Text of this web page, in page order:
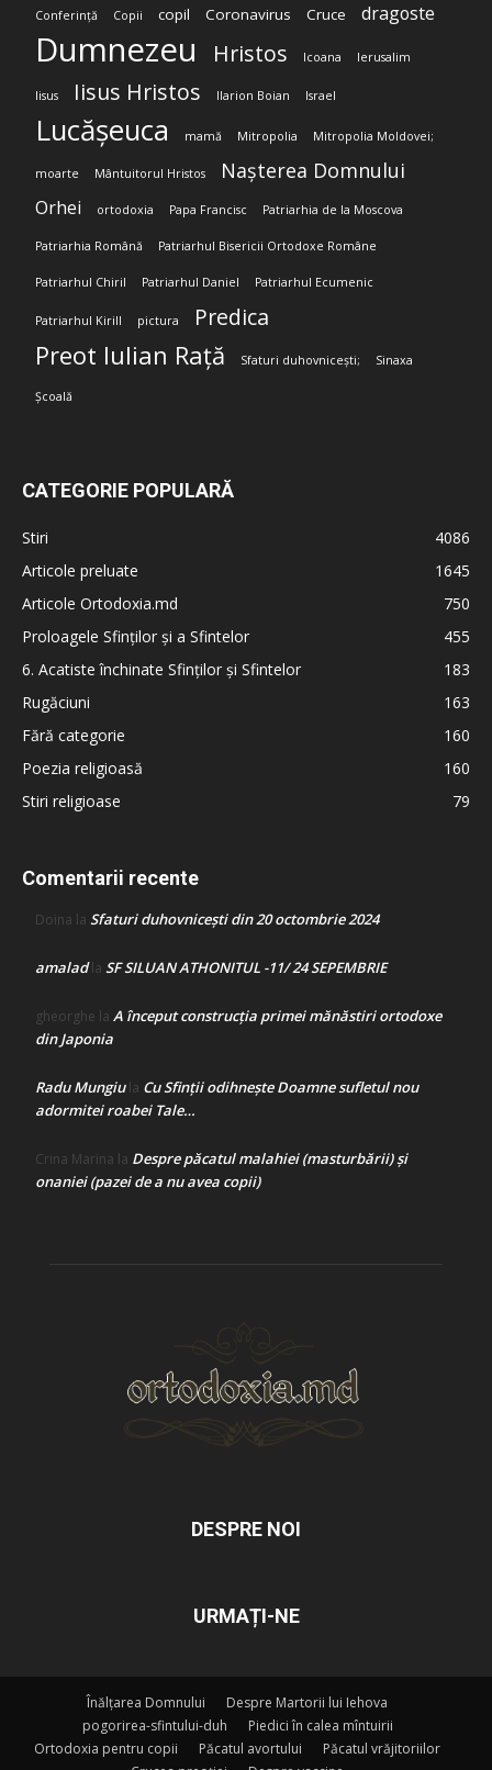
Conferință Copii copil Coronavirus Cruce dragoste
Dumnezeu Hristos Icoana Ierusalim
Iisus Iisus Hristos Ilarion Boian Israel
Lucășeuca mamă Mitropolia Mitropolia Moldovei;
moarte Mântuitorul Hristos Nașterea Domnului
Orhei ortodoxia Papa Francisc Patriarhia de la Moscova
Patriarhia Română Patriarhul Bisericii Ortodoxe Române
Patriarhul Chiril Patriarhul Daniel Patriarhul Ecumenic
Patriarhul Kirill pictura Predica
Preot Iulian Rață Sfaturi duhovnicești; Sinaxa
Școală
CATEGORIE POPULARĂ
Stiri
4086
Articole preluate
1645
Articole Ortodoxia.md
750
Proloagele Sfinților și a Sfintelor
455
6. Acatiste închinate Sfinților și Sfintelor
183
Rugăciuni
163
Fără categorie
160
Poezia religioasă
160
Stiri religioase
79
Comentarii recente
Doina la Sfaturi duhovnicești din 20 octombrie 2024
amaladla SF SILUAN ATHONITUL -11/ 24 SEPEMBRIE
gheorghe la A început construcţia primei mănăstiri ortodoxe
din Japonia
Radu Mungiula Cu Sfinții odihnește Doamne sufletul nou
adormitei roabei Tale…
Crina Marina la Despre păcatul malahiei (masturbării) şi
onaniei (pazei de a nu avea copii)
DESPRE NOI
URMAȚI-NE
Înălțarea Domnului
Despre Martorii lui Iehova
pogorirea-sfintului-duh
Piedici în calea mîntuirii
Ortodoxia pentru copii
Păcatul avortului
Păcatul vrăjitoriilor